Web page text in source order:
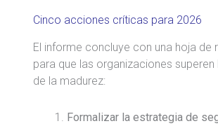
Cinco acciones críticas para 2026
El informe concluye con una hoja de
para que las organizaciones superen
de la madurez:
Formalizar la estrategia de